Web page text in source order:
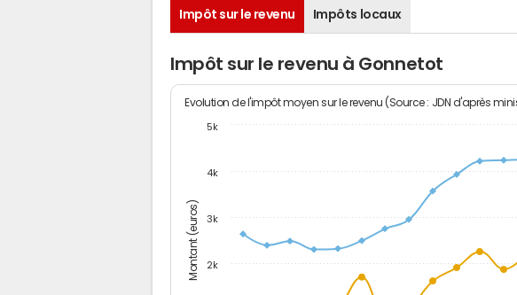
Impôt sur le revenu Impôts locaux
Impôt sur le revenu à Gonnetot
Montant (euros)
Evolution de l'impôt moyen sur le revenu (Source : JDN d'après
2k
3k
4k
5k